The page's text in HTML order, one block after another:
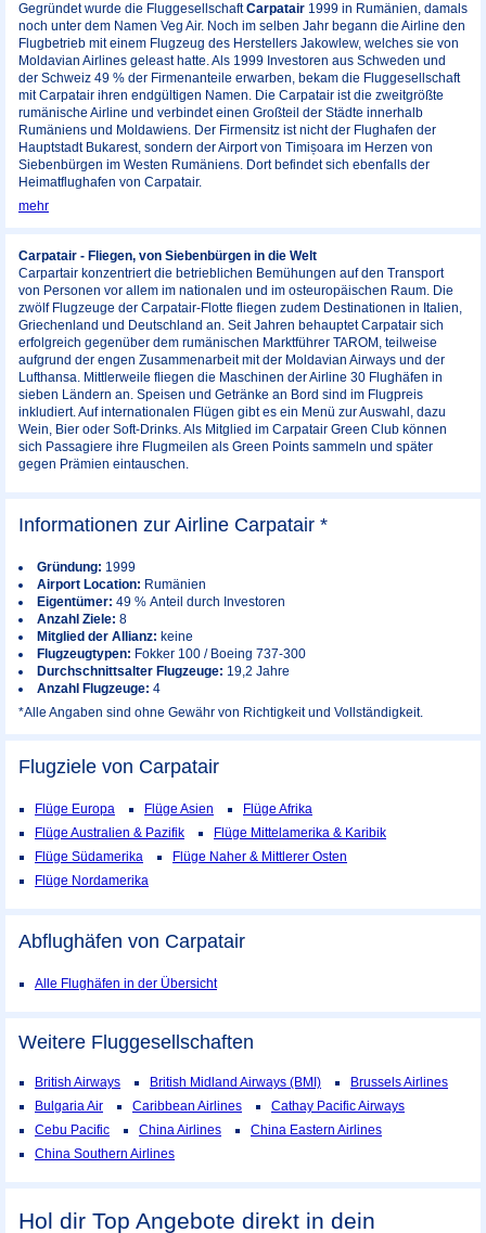
Gegründet wurde die FluggesellschaftCarpatair 1999 in Rumänien, damals
noch unter dem Namen Veg Air. Noch im selben Jahr begann die Airline den
Flugbetrieb mit einem Flugzeug des Herstellers Jakowlew, welches sie von
Moldavian Airlines geleast hatte. Als 1999 Investoren aus Schweden und
der Schweiz 49 % der Firmenanteile erwarben, bekam die Fluggesellschaft
mit Carpatair ihren endgültigen Namen. Die Carpatair ist die zweitgrößte
rumänische Airline und verbindet einen Großteil der Städte innerhalb
Rumäniens und Moldawiens. Der Firmensitz ist nicht der Flughafen der
Hauptstadt Bukarest, sondern der Airport von Timișoara im Herzen von
Siebenbürgen im Westen Rumäniens. Dort befindet sich ebenfalls der
Heimatflughafen von Carpatair.
mehr
Carpatair - Fliegen, von Siebenbürgen in die Welt
Carpartair konzentriert die betrieblichen Bemühungen auf den Transport
von Personen vor allem im nationalen und im osteuropäischen Raum. Die
zwölf Flugzeuge der Carpatair-Flotte fliegen zudem Destinationen in Italien,
Griechenland und Deutschland an. Seit Jahren behauptet Carpatair sich
erfolgreich gegenüber dem rumänischen Marktführer TAROM, teilweise
aufgrund der engen Zusammenarbeit mit der Moldavian Airways und der
Lufthansa. Mittlerweile fliegen die Maschinen der Airline 30 Flughäfen in
sieben Ländern an. Speisen und Getränke an Bord sind im Flugpreis
inkludiert. Auf internationalen Flügen gibt es ein Menü zur Auswahl, dazu
Wein, Bier oder Soft-Drinks. Als Mitglied im Carpatair Green Club können
sich Passagiere ihre Flugmeilen als Green Points sammeln und später
gegen Prämien eintauschen.
Informationen zur Airline Carpatair *
Gründung: 1999
Airport Location: Rumänien
Eigentümer: 49 % Anteil durch Investoren
Anzahl Ziele: 8
Mitglied der Allianz: keine
Flugzeugtypen: Fokker 100 / Boeing 737-300
Durchschnittsalter Flugzeuge: 19,2 Jahre
Anzahl Flugzeuge: 4
*Alle Angaben sind ohne Gewähr von Richtigkeit und Vollständigkeit.
Flugziele von Carpatair
Flüge Europa Flüge Asien
Flüge Afrika
Flüge Australien & Pazifik
Flüge Mittelamerika & Karibik
Flüge Südamerika
Flüge Naher & Mittlerer Osten
Flüge Nordamerika
Abflughäfen von Carpatair
Alle Flughäfen in der Übersicht
Weitere Fluggesellschaften
British Airways British Midland Airways (BMI)
Brussels Airlines
Bulgaria Air
Caribbean Airlines
Cathay Pacific Airways
Cebu Pacific
China Airlines
China Eastern Airlines
China Southern Airlines
Hol dir Top Angebote direkt in dein